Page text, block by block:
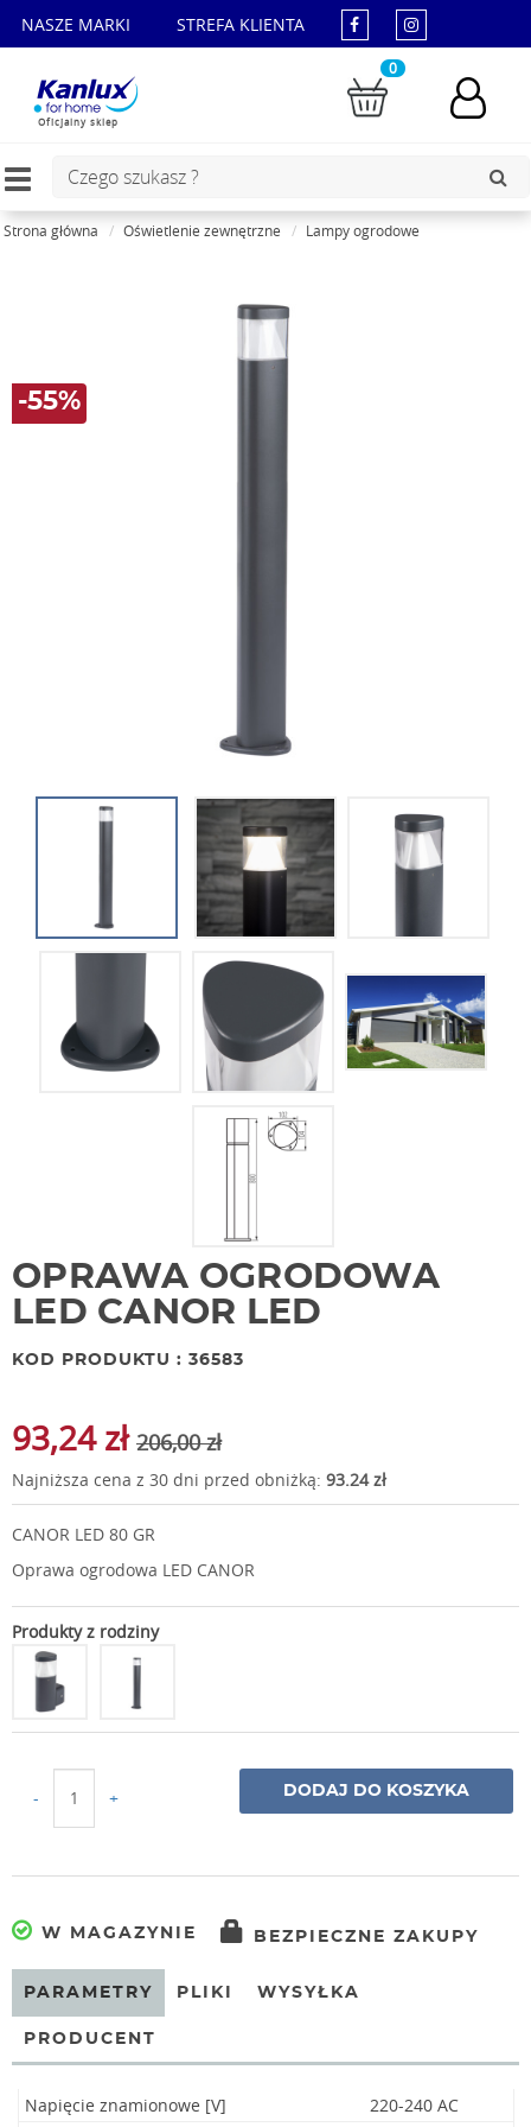
NASZE MARKI STREFA KLIENTA
Oficjalny sklep
0
Toggle
Strona główna Oświetlenie zewnętrzne Lampy ogrodowe
-55%
OPRAWA OGRODOWA
LED CANOR LED
KOD PRODUKTU : 36583
93,24 zł 206,00 zł
Najniższa cena z 30 dni przed obniżką: 93.24 zł
CANOR LED 80 GR
Oprawa ogrodowa LED CANOR
Produkty z rodziny
- + DODAJ DO KOSZYKA
W MAGAZYNIE BEZPIECZNE ZAKUPY
PARAMETRY PLIKI WYSYŁKA
PRODUCENT
Napięcie znamionowe [V] 220-240 AC